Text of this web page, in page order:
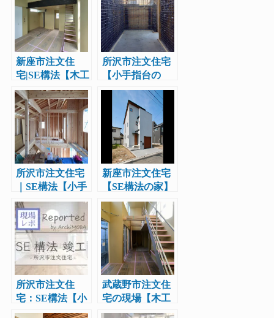
ートが見所で
す。
新座市注文住
宅|SE構法【木工
事完了】工務店
レポート5
所沢市注文住宅
【小手指台の
家】工務店レポ
所沢市注文住宅
｜SE構法【小手
指町の家】工務
店レポート9
新座市注文住宅
【SE構法の家】
気密測定|工務店
レポート11
所沢市注文住
宅：SE構法【小
手指町の家】竣
武蔵野市注文住
宅の現場【木工
事完了】工務店